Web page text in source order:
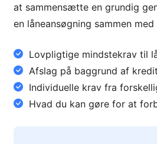
at sammensætte en grundig
en låneansøgning sammen
Lovpligtige mindstekrav til
Afslag på baggrund af
Individuelle krav fra
Hvad du kan gøre for at